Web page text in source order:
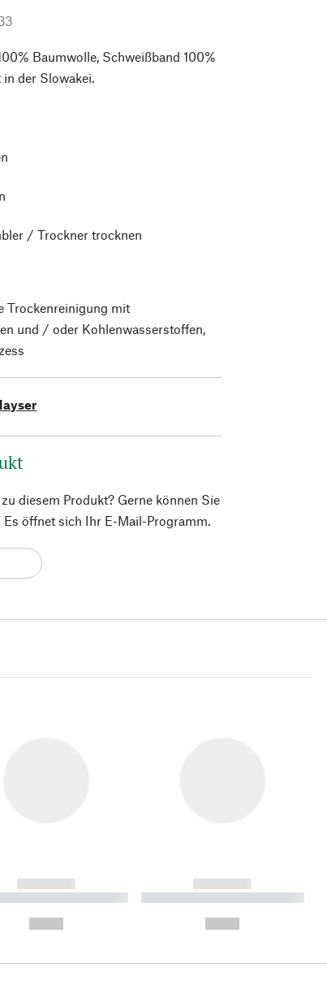
Baumwolle, Schweißband 100%
der Slowakei.
/ Trockner trocknen
Trockenreinigung mit
und / oder Kohlenwasserstoffen,
diesem Produkt? Gerne können Sie
Es öffnet sich Ihr E-Mail-Programm.
------------
----------- ----------
------------
----------- ----------- ----------